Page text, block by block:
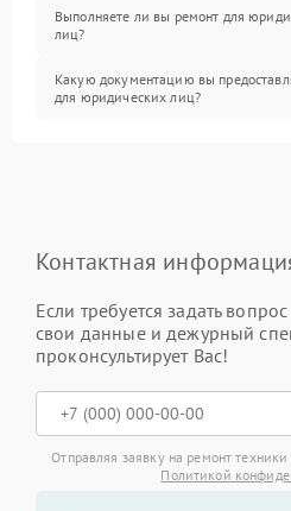
Выполняете ли вы ремонт для
лиц?
Какую документацию вы
для юридических лиц?
Контактная
Если требуется задать
свои данные и дежурный
проконсультирует Вас!
Отправляя заявку на ремонт
Политикой